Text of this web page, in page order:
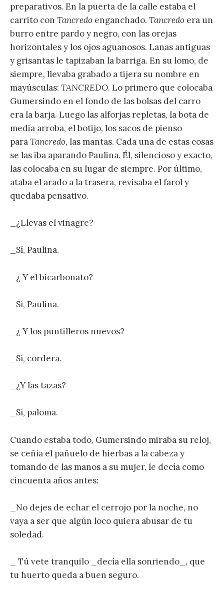
preparativos. En la puerta de la calle estaba el
carrito con Tancredo enganchado. Tancredo era un
burro entre pardo y negro, con las orejas
horizontales y los ojos aguanosos. Lanas antiguas
y grisantas le tapizaban la barriga. En su lomo, de
siempre, llevaba grabado a tijera su nombre en
mayúsculas: TANCREDO. Lo primero que colocaba
Gumersindo en el fondo de las bolsas del carro
era la barja. Luego las alforjas repletas, la bota de
media arroba, el botijo, los sacos de pienso
paraTancredo, las mantas. Cada una de estas cosas
se las iba aparando Paulina. Él, silencioso y exacto,
las colocaba en su lugar de siempre. Por último,
ataba el arado a la trasera, revisaba el farol y
quedaba pensativo.
_¿Llevas el vinagre?
_Sí, Paulina.
_¿ Y el bicarbonato?
_Sí, Paulina.
_¿ Y los puntilleros nuevos?
_Sí, cordera.
_¿Y las tazas?
_Sí, paloma.
Cuando estaba todo, Gumersindo miraba su reloj,
se ceñía el pañuelo de hierbas a la cabeza y
tomando de las manos a su mujer, le decía como
cincuenta años antes:
_No dejes de echar el cerrojo por la noche, no
vaya a ser que algún loco quiera abusar de tu
soledad.
_ Tú vete tranquilo _decía ella sonriendo_, que
tu huerto queda a buen seguro.